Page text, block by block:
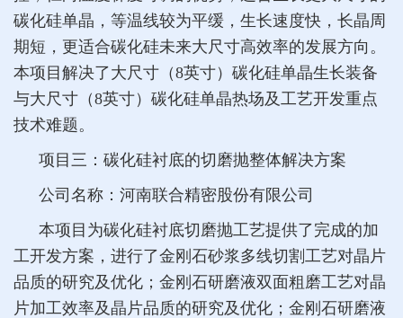
碳化硅单晶，等温线较为平缓，生长速度快，长晶周
期短，更适合碳化硅未来大尺寸高效率的发展方向。
本项目解决了大尺寸（8英寸）碳化硅单晶生长装备
与大尺寸（8英寸）碳化硅单晶热场及工艺开发重点
技术难题。
项目三 ：碳化硅衬底的切磨抛整体解决方案
公司名称：河南联合精密股份有限公司
本项目为碳化硅衬底切磨抛工艺提供了完成的加
工开发方案，进行了金刚石砂浆多线切割工艺对晶片
品质的研究及优化；金刚石研磨液双面粗磨工艺对晶
片加工效率及晶片品质的研究及优化；金刚石研磨液